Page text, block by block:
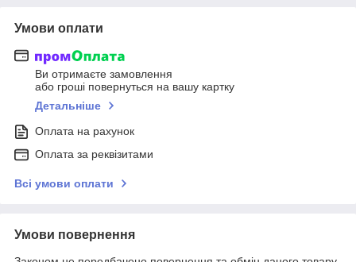
Умови оплати
Ви отримаєте замовлення
або гроші повернуться на вашу картку
Детальніше
Оплата на рахунок
Оплата за реквізитами
Всі умови оплати
Умови повернення